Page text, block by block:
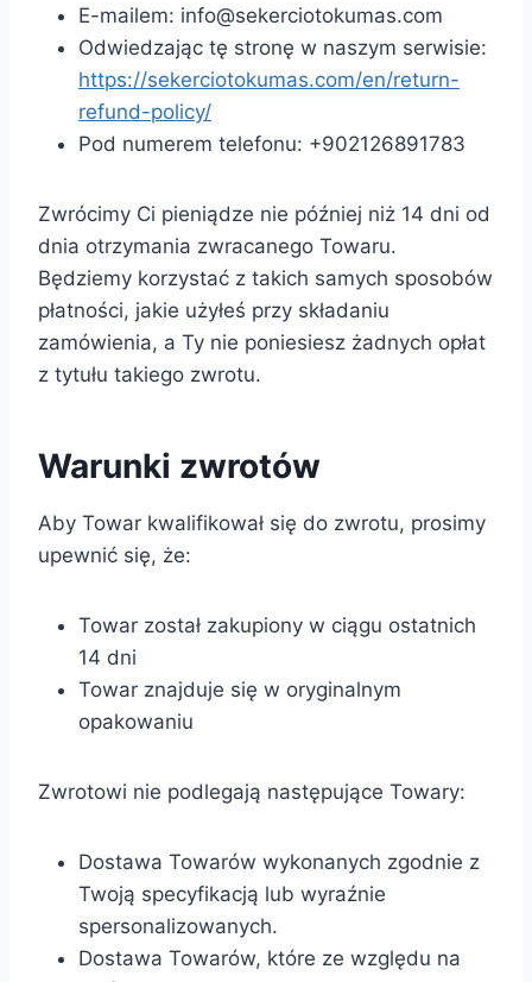
E-mailem: info@sekerciotokumas.com
Odwiedzając tę stronę w naszym serwisie:
https://sekerciotokumas.com/en/return-
refund-policy/
Pod numerem telefonu: +902126891783
Zwrócimy Ci pieniądze nie później niż 14 dni od
dnia otrzymania zwracanego Towaru.
Będziemy korzystać z takich samych sposobów
płatności, jakie użyłeś przy składaniu
zamówienia, a Ty nie poniesiesz żadnych opłat
z tytułu takiego zwrotu.
Warunki zwrotów
Aby Towar kwalifikował się do zwrotu, prosimy
upewnić się, że:
Towar został zakupiony w ciągu ostatnich
14 dni
Towar znajduje się w oryginalnym
opakowaniu
Zwrotowi nie podlegają następujące Towary:
Dostawa Towarów wykonanych zgodnie z
Twoją specyfikacją lub wyraźnie
spersonalizowanych.
Dostawa Towarów, które ze względu na